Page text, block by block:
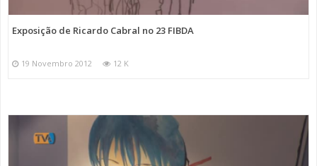
Exposição de Ricardo Cabral no 23 FIBDA
19 Novembro 2012 12 K